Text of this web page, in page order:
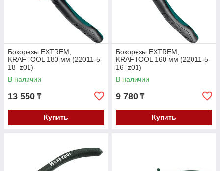
Бокорезы EXTREM,
KRAFTOOL 180 мм (22011-5-
18_z01)
В наличии
13 550 ₸
Купить
Бокорезы EXTREM,
KRAFTOOL 160 мм (22011-5-
16_z01)
В наличии
9 780 ₸
Купить